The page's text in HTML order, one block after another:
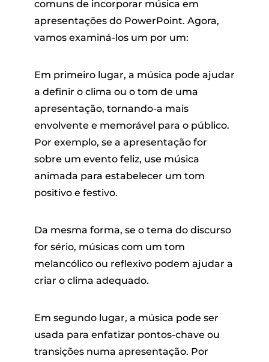
comuns de incorporar música em
apresentações do PowerPoint. Agora,
vamos examiná-los um por um:
Em primeiro lugar, a música pode ajudar
a definir o clima ou o tom de uma
apresentação, tornando-a mais
envolvente e memorável para o público.
Por exemplo, se a apresentação for
sobre um evento feliz, use música
animada para estabelecer um tom
positivo e festivo.
Da mesma forma, se o tema do discurso
for sério, músicas com um tom
melancólico ou reflexivo podem ajudar a
criar o clima adequado.
Em segundo lugar, a música pode ser
usada para enfatizar pontos-chave ou
transições numa apresentação. Por